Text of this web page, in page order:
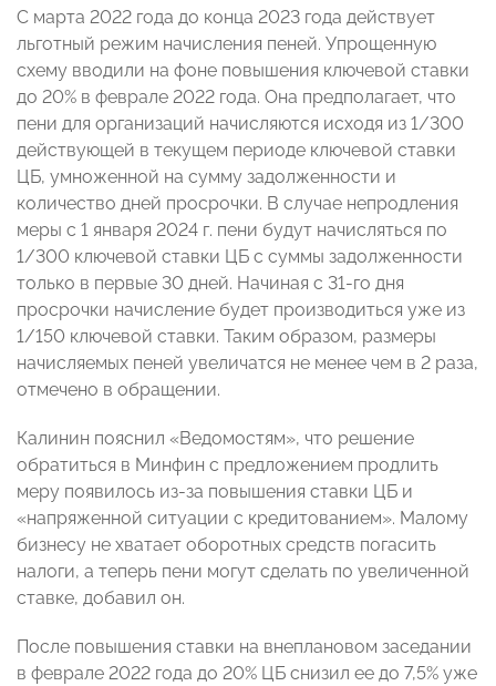
С марта 2022 года до конца 2023 года действует
льготный режим начисления пеней. Упрощенную
схему вводили на фоне повышения ключевой ставки
до 20% в феврале 2022 года. Она предполагает, что
пени для организаций начисляются исходя из 1/300
действующей в текущем периоде ключевой ставки
ЦБ, умноженной на сумму задолженности и
количество дней просрочки. В случае непродления
меры с 1 января 2024 г. пени будут начисляться по
1/300 ключевой ставки ЦБ с суммы задолженности
только в первые 30 дней. Начиная с 31-го дня
просрочки начисление будет производиться уже из
1/150 ключевой ставки. Таким образом, размеры
начисляемых пеней увеличатся не менее чем в 2 раза,
отмечено в обращении.
Калинин пояснил «Ведомостям», что решение
обратиться в Минфин с предложением продлить
меру появилось из-за повышения ставки ЦБ и
«напряженной ситуации с кредитованием». Малому
бизнесу не хватает оборотных средств погасить
налоги, а теперь пени могут сделать по увеличенной
ставке, добавил он.
После повышения ставки на внеплановом заседании
в феврале 2022 года до 20% ЦБ снизил ее до 7,5% уже